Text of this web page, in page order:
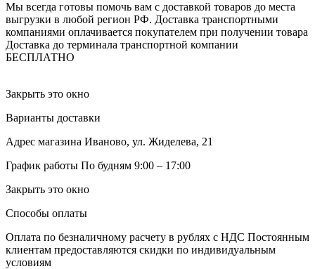
Мы всегда готовы помочь вам с доставкой товаров до места
выгрузки в любой регион РФ. Доставка транспортными
компаниями оплачивается покупателем при получении товара
Доставка до терминала транспортной компании
БЕСПЛАТНО
Закрыть это окно
Варианты доставки
Адрес магазина Иваново, ул. Жиделева, 21
График работы По будням 9:00 – 17:00
Закрыть это окно
Способы оплаты
Оплата по безналичному расчету в рублях с НДС Постоянным
клиентам предоставляются скидки по индивидуальным
условиям